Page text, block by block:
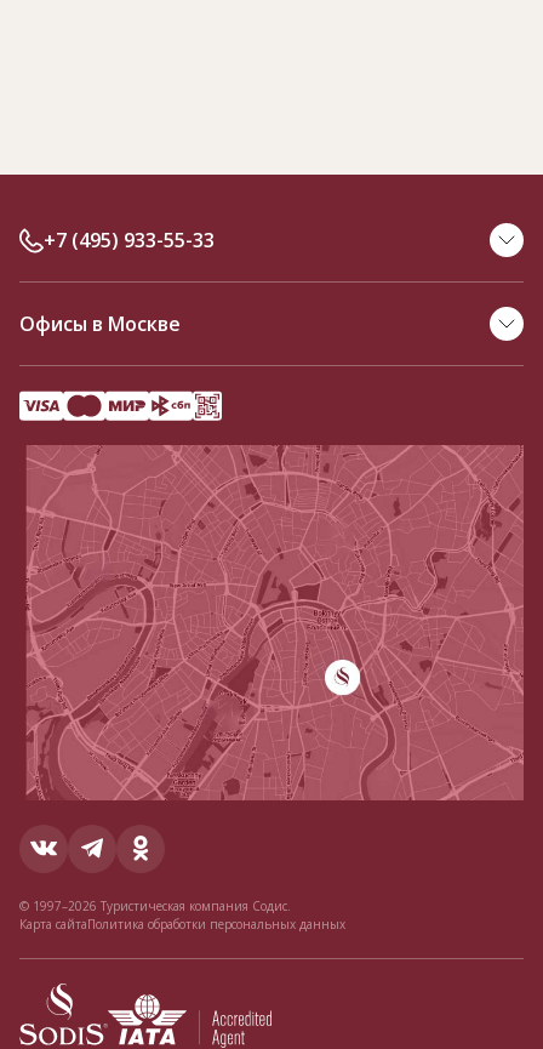
+7 (495) 933-55-33
Офисы в Москве
© 1997–2026 Туристическая компания Содис.
Карта сайтаПолитика обработки персональных данных